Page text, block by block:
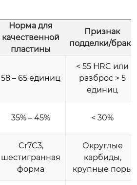
Норма для
качественной
пластины
Признак
подделки/брака
58 – 65 единиц
< 55 HRC или
разброс > 5
единиц
35% – 45% < 30%
Cr7C3,
шестигранная
форма
Округлые
карбиды,
крупные поры